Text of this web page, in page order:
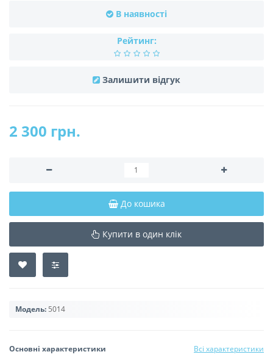
В наявності
Рейтинг:
Залишити відгук
2 300 грн.
До кошика
Купити в один клік
Модель: 5014
Основні характеристики Всі характеристики